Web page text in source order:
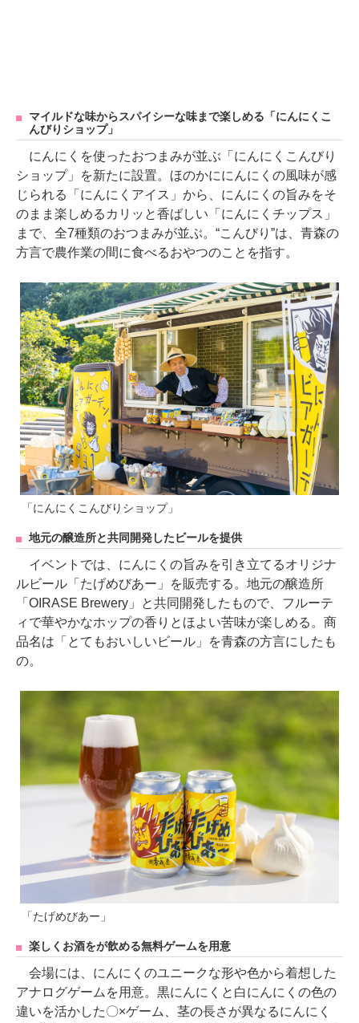
マイルドな味からスパイシーな味まで楽しめる「にんにくこ
んびりショップ」
にんにくを使ったおつまみが並ぶ「にんにくこんびり
ショップ」を新たに設置。ほのかににんにくの風味が感
じられる「にんにくアイス」から、にんにくの旨みをそ
のまま楽しめるカリッと香ばしい「にんにくチップス」
まで、全7種類のおつまみが並ぶ。“こんびり”は、青森の
方言で農作業の間に食べるおやつのことを指す。
「にんにくこんびりショップ」
地元の醸造所と共同開発したビールを提供
イベントでは、にんにくの旨みを引き立てるオリジナ
ルビール「たげめびあー」を販売する。地元の醸造所
「OIRASE Brewery」と共同開発したもので、フルーテ
ィで華やかなホップの香りとほよい苦味が楽しめる。商
品名は「とてもおいしいビール」を青森の方言にしたも
の。
「たげめびあー」
楽しくお酒をが飲める無料ゲームを用意
会場には、にんにくのユニークな形や色から着想した
アナログゲームを用意。黒にんにくと白にんにくの色の
違いを活かした〇×ゲーム、茎の長さが異なるにんにく